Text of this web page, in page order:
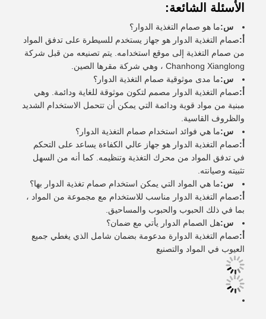
الأسئلة الشائعة:
س:ما هو صمام التغذية الدوار؟
أ:صمام التغذية الدوار هو جهاز يستخدم للسيطرة على تدفق المواد
من صمام التغذية إلى موقع استخدامه. يتم تصنيعه من قبل شركة
Chanhong Xianglong ، وهي شركة مقرها الصين.
س:ما مدى موثوقية صمام التغذية الدوار؟
أ:صمام التغذية الدوار مصمم لتكون موثوقة للغاية ودائمة. وهي
مبنية من مواد قوية ودائمة التي يمكن أن تتحمل الاستخدام الشديد
والظروف القاسية.
س:ما هي فوائد استخدام صمام التغذية الدوار؟
أ:صمام التغذية الدوار هو جهاز عالي الكفاءة يساعد على التحكم
في تدفق المواد من محرك التغذية وتنظيمه. كما أنه من السهل
تثبيته وصيانته.
س:ما هي المواد التي يمكن استخدام صمام تغذية الدوار بها؟
أ:صمام التغذية الدوار مناسب للاستخدام مع مجموعة من المواد ،
بما في ذلك الحبوب والحبوب والمساحيق.
س:هل الصمام الدوار يأتي مع ضمان؟
أ:صمام التغذية الدوارة مدعومة بضمان شامل الذي يغطي جميع
العيوب في المواد والتصنيع